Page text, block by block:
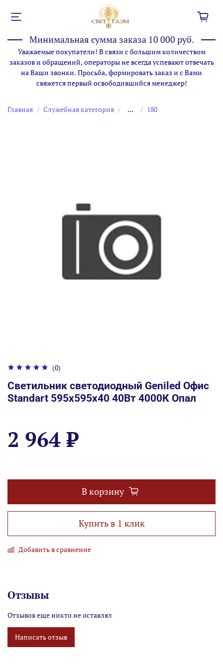
Минимальная сумма заказа 10 000 руб.
Уважаемые покупатели! В связи с большим количеством
заказов и обращений, операторы не всегда успевают отвечать
на Ваши звонки. Просьба, формировать заказ и с Вами
свяжется первый освободившийся менеджер!
Главная Служебная категория ... 180
(0)
Светильник светодиодный Geniled Офис
Standart 595x595x40 40Вт 4000К Опал
2 964 ₽
В корзину
Купить в 1 клик
Добавить в сравнение
Отзывы
Отзывов еще никто не оставлял
Написать отзыв